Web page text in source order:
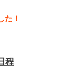
た！
程